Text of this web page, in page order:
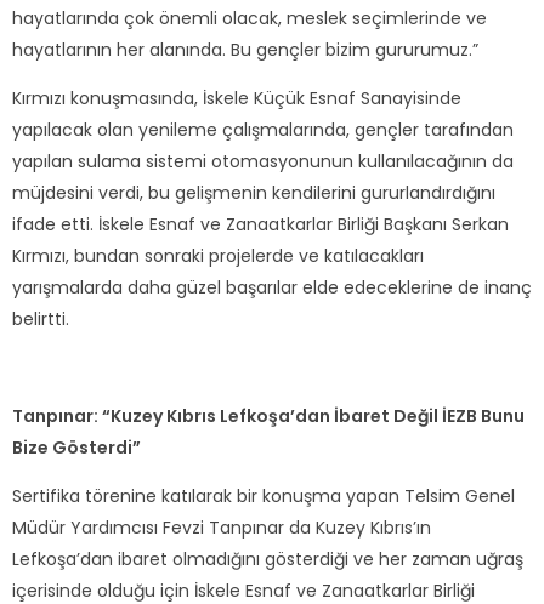
hayatlarında çok önemli olacak, meslek seçimlerinde ve
hayatlarının her alanında. Bu gençler bizim gururumuz.”
Kırmızı konuşmasında, İskele Küçük Esnaf Sanayisinde
yapılacak olan yenileme çalışmalarında, gençler tarafından
yapılan sulama sistemi otomasyonunun kullanılacağının da
müjdesini verdi, bu gelişmenin kendilerini gururlandırdığını
ifade etti. İskele Esnaf ve Zanaatkarlar Birliği Başkanı Serkan
Kırmızı, bundan sonraki projelerde ve katılacakları
yarışmalarda daha güzel başarılar elde edeceklerine de inanç
belirtti.
Tanpınar: “Kuzey Kıbrıs Lefkoşa’dan İbaret Değil İEZB Bunu
Bize Gösterdi”
Sertifika törenine katılarak bir konuşma yapan Telsim Genel
Müdür Yardımcısı Fevzi Tanpınar da Kuzey Kıbrıs’ın
Lefkoşa’dan ibaret olmadığını gösterdiği ve her zaman uğraş
içerisinde olduğu için İskele Esnaf ve Zanaatkarlar Birliği